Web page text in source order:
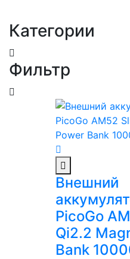
Категории
Фильтр
Внешний
PicoGo
Qi2.2
Bank